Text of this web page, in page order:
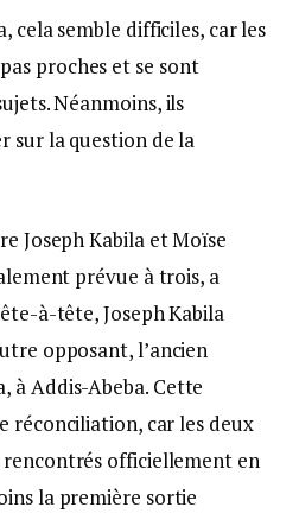
cela semble difficiles, car les
proches et se sont
Néanmoins, ils
sur la question de la
Joseph Kabila et Moïse
prévue à trois, a
à-tête, Joseph Kabila
opposant, l’ancien
à Addis-Abeba. Cette
réconciliation, car les deux
rencontrés officiellement en
la première sortie